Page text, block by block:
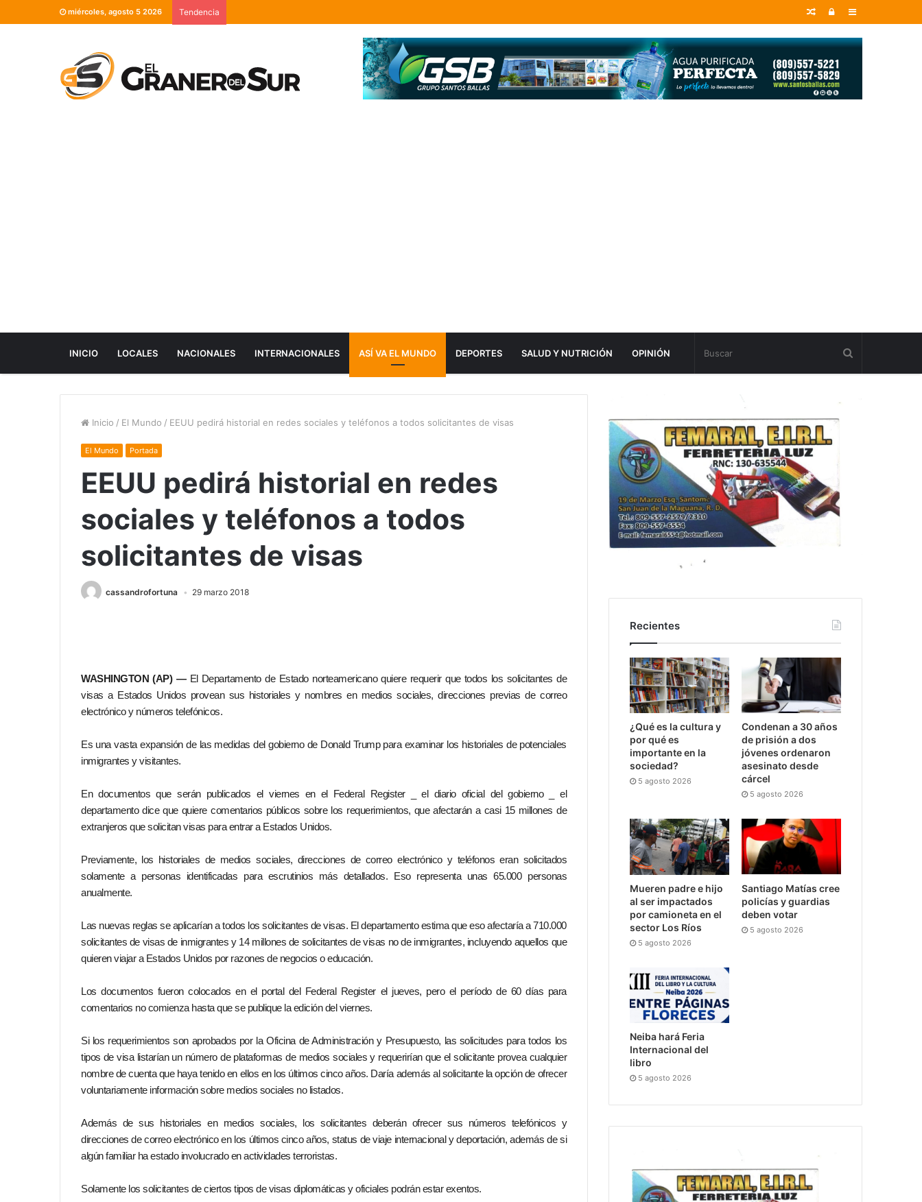
miércoles, agosto 5 2026 Tendencia Sidebar
Entrar
Random
INICIO LOCALES NACIONALES INTERNACIONALES ASÍ VA EL MUNDO DEPORTES SALUD Y NUTRICIÓN OPINIÓN
Inicio / El Mundo / EEUU pedirá historial en redes sociales y teléfonos a todos solicitantes de visas
El Mundo Portada
EEUU pedirá historial en redes
sociales y teléfonos a todos
solicitantes de visas
cassandrofortuna 29 marzo 2018
WASHINGTON (AP) —El Departamento de Estado norteamericano quiere requerir que todos los solicitantes de
visas a Estados Unidos provean sus historiales y nombres en medios sociales, direcciones previas de correo
electrónico y números telefónicos.
Es una vasta expansión de las medidas del gobierno de Donald Trump para examinar los historiales de potenciales
inmigrantes y visitantes.
En documentos que serán publicados el viernes en el Federal Register _ el diario oficial del gobierno _ el
departamento dice que quiere comentarios públicos sobre los requerimientos, que afectarán a casi 15 millones de
extranjeros que solicitan visas para entrar a Estados Unidos.
Previamente, los historiales de medios sociales, direcciones de correo electrónico y teléfonos eran solicitados
solamente a personas identificadas para escrutinios más detallados. Eso representa unas 65.000 personas
anualmente.
Las nuevas reglas se aplicarían a todos los solicitantes de visas. El departamento estima que eso afectaría a 710.000
solicitantes de visas de inmigrantes y 14 millones de solicitantes de visas no de inmigrantes, incluyendo aquellos que
quieren viajar a Estados Unidos por razones de negocios o educación.
Los documentos fueron colocados en el portal del Federal Register el jueves, pero el período de 60 días para
comentarios no comienza hasta que se publique la edición del viernes.
Si los requerimientos son aprobados por la Oficina de Administración y Presupuesto, las solicitudes para todos los
tipos de visa listarían un número de plataformas de medios sociales y requerirían que el solicitante provea cualquier
nombre de cuenta que haya tenido en ellos en los últimos cinco años. Daría además al solicitante la opción de ofrecer
voluntariamente información sobre medios sociales no listados.
Además de sus historiales en medios sociales, los solicitantes deberán ofrecer sus números telefónicos y
direcciones de correo electrónico en los últimos cinco años, status de viaje internacional y deportación, además de si
algún familiar ha estado involucrado en actividades terroristas.
Solamente los solicitantes de ciertos tipos de visas diplomáticas y oficiales podrán estar exentos.
Recientes
¿Qué es la cultura y
por qué es
importante en la
sociedad?
5 agosto 2026
Condenan a 30 años
de prisión a dos
jóvenes ordenaron
asesinato desde
cárcel
5 agosto 2026
Mueren padre e hijo
al ser impactados
por camioneta en el
sector Los Ríos
5 agosto 2026
Santiago Matías cree
policías y guardias
deben votar
5 agosto 2026
Neiba hará Feria
Internacional del
libro
5 agosto 2026